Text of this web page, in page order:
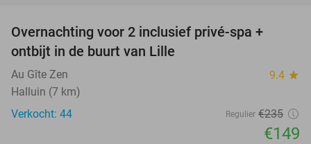
Overnachting voor 2 inclusief privé-spa +
ontbijt in de buurt van Lille
Au Gîte Zen 9.4 star
Halluin (7 km)
Verkocht: 44
Regulier €235
€149